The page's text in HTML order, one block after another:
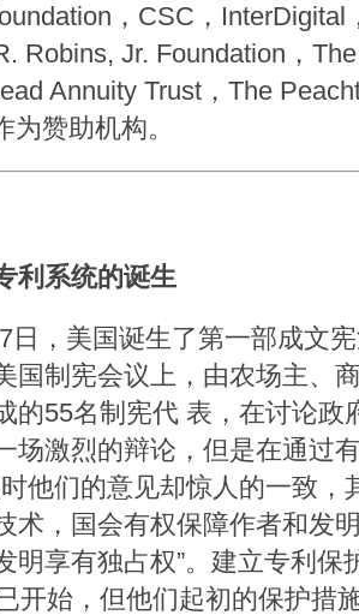
，CSC，InterDigital
Robins, Jr. Foundation，
Annuity Trust，The
为赞助机构。
系统的诞生
日，美国诞生了第一部成文
国制宪会议上，由农场主、
的55名制宪代 表，在讨论政
场激烈的辩论，但是在通过
他们的意见却惊人的一致，
术，国会有权保障作者和发
明享有独占权”。建立专利保
开始，但他们起初的保护措